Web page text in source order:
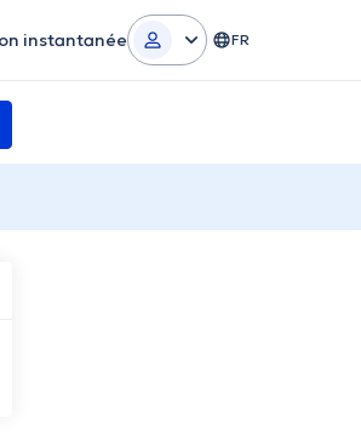
instantanée FR